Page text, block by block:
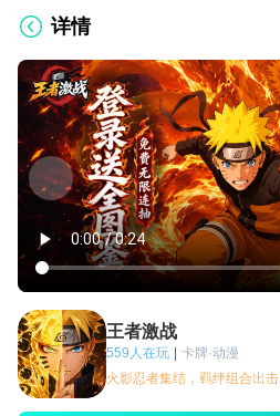
详情
王者激战
559人在玩 | 卡牌·动漫
火影忍者集结，羁绊组合出击